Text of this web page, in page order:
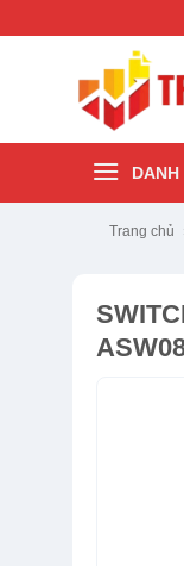
DANH
Trang chủ